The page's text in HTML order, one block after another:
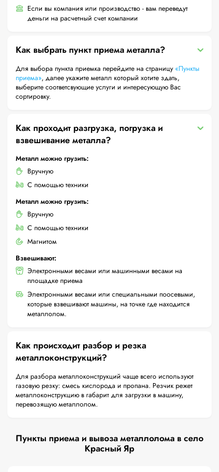
Если вы компания или производство - вам переведут
деньги на расчетный счет компании
Как выбрать пункт приема металла?
Для выбора пункта приемка перейдите на страницу «Пункты
приема», далее укажите металл который хотите здать,
выберите соответсвующие услуги и интересующую Вас
сортировку.
Как проходит разгрузка, погрузка и
взвешивание металла?
Металл можно грузить:
Вручную
С помощью техники
Металл можно грузить:
Вручную
С помощью техники
Магнитом
Взвешивают:
Электронными весами или машинными весами на
площадке приема
Электронными весами или специальными поосевыми,
которые взвешивают машины, на точке где находится
металлолом.
Как происходит разбор и резка
металлоконструкций?
Для разбора металлоконструкций чаще всего используют
газовую резку: смесь кислорода и пропана. Резчик режет
металлоконструкцию в габарит для загрузки в машину,
перевозящую металлолом.
Пункты приема и вывоза металлолома в село
Красный Яр